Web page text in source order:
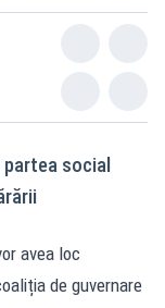
partea social
avea loc
de guvernare